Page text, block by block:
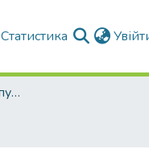
Статистика
Конференції, збірки, публікації молодих вчених і здобувачів : магістрів, бакалаврів, аспірантів.